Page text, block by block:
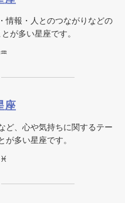
情報・人とのつながりなどの
が多い星座です。
座
ど、心や気持ちに関するテー
多い星座です。